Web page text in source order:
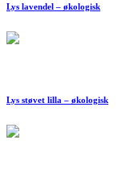
Lys lavendel – økologisk
Lys støvet lilla – økologisk